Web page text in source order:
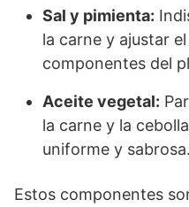
Sal y pimienta:
la carne y ajustar
componentes del
Aceite vegetal:
la carne y la
uniforme y sabrosa.
Estos componentes